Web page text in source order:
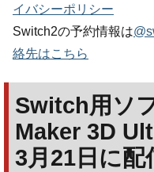
イバシーポリシー
Switch2の予約情報は
絡先はこちら
Switch用ソ
Maker 3D
3月21日に配